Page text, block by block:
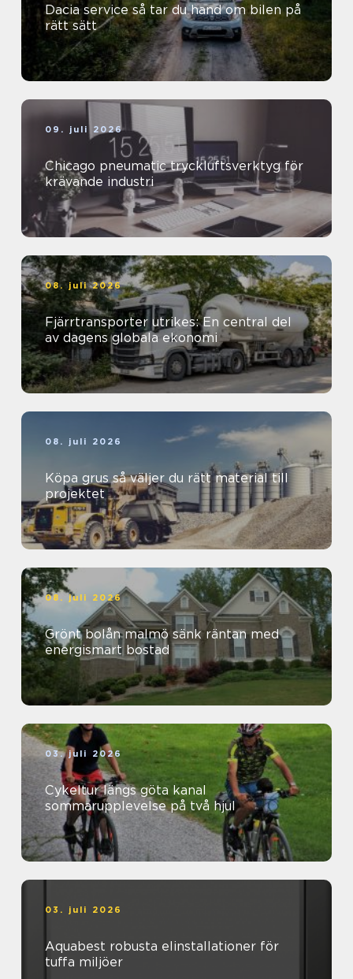
Dacia service så tar du hand om bilen på
rätt sätt
09. juli 2026
Chicago pneumatic tryckluftsverktyg för
krävande industri
08. juli 2026
Fjärrtransporter utrikes: En central del
av dagens globala ekonomi
08. juli 2026
Köpa grus så väljer du rätt material till
projektet
08. juli 2026
Grönt bolån malmö sänk räntan med
energismart bostad
03. juli 2026
Cykeltur längs göta kanal
sommarupplevelse på två hjul
03. juli 2026
Aquabest robusta elinstallationer för
tuffa miljöer